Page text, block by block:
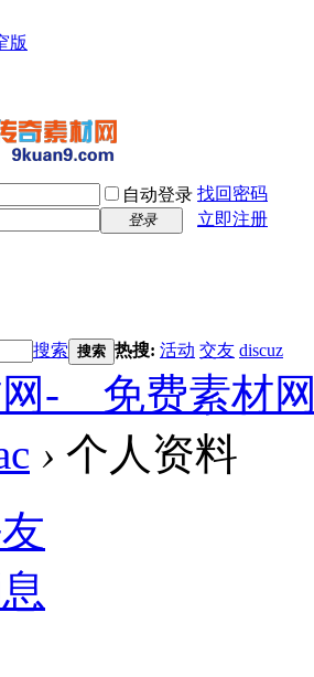
版
自动登录 找回密码
登录
立即注册
搜索 搜索 热搜: 活动 交友 discuz
-＿免费素材
› 个人资料